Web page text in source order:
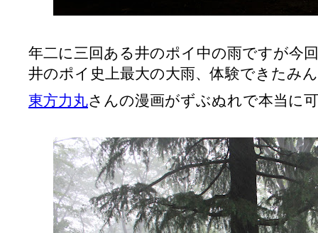
年二に三回ある井のポイ中の雨ですが今
井のポイ史上最大の大雨、体験できたみ
東方力丸さんの漫画がずぶぬれで本当に